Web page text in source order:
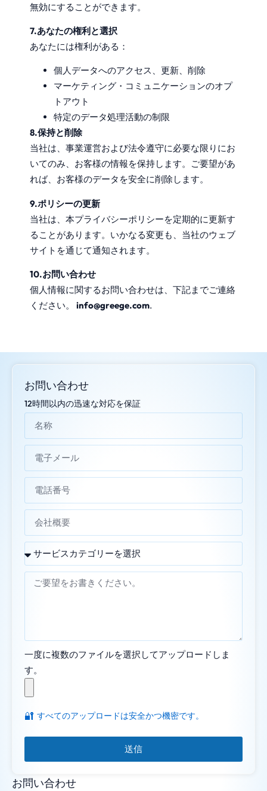
無効にすることができます。
7.あなたの権利と選択
あなたには権利がある：
個人データへのアクセス、更新、削除
マーケティング・コミュニケーションのオプ
トアウト
特定のデータ処理活動の制限
8.保持と削除
当社は、事業運営および法令遵守に必要な限りにお
いてのみ、お客様の情報を保持します。ご要望があ
れば、お客様のデータを安全に削除します。
9.ポリシーの更新
当社は、本プライバシーポリシーを定期的に更新す
ることがあります。いかなる変更も、当社のウェブ
サイトを通じて通知されます。
10.お問い合わせ
個人情報に関するお問い合わせは、下記までご連絡
ください。 info@greege.com.
お問い合わせ
お問い合わせ
12時間以内の迅速な対応を保証
一度に複数のファイルを選択してアップロードしま
す。
🔐 すべてのアップロードは安全かつ機密です。
送信